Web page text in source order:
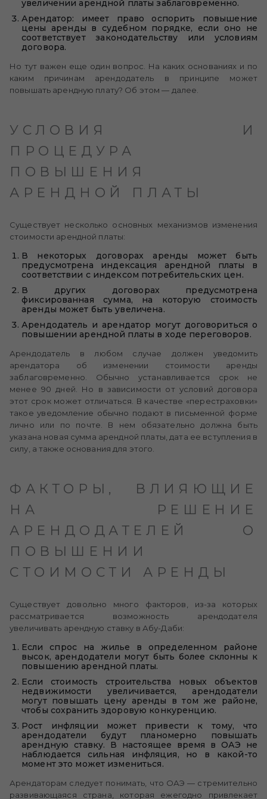
увеличении арендной платы заблаговременно.
Арендатор: имеет право оспорить повышение
цены аренды в судебном порядке, если оно не
соответствует законодательству или условиям
договора.
Но тут важен еще один вопрос. На каких основаниях и по
каким причинам арендодатель в принципе может
повышать арендную плату? Об этом — далее.
УСЛОВИЯ И
ПРОЦЕДУРА
ПОВЫШЕНИЯ
АРЕНДНОЙ ПЛАТЫ
Существует несколько основных механизмов изменения
стоимости арендной платы:
В некоторых договорах аренды может быть
предусмотрена индексация арендной платы в
соответствии с индексом потребительских цен.
В других договорах предусмотрена
фиксированная сумма, на которую стоимость
аренды может быть увеличена.
Арендодатель и арендатор могут договориться о
повышении арендной платы в ходе переговоров.
Арендодатель в любом случае должен уведомить
арендатора об изменении стоимости аренды
заблаговременно. Обычно устанавливается срок не
менее 90 дней. Но в зависимости от условий договора
этот срок может отличаться. В качестве «перестраховки»
такое уведомление обычно подают в письменной форме
лично или по почте. В нем обязательно должна быть
указана новая сумма арендной платы, дата ее вступления в
силу, а также основания для этого.
ФАКТОРЫ, ВЛИЯЮЩИЕ
НА РЕШЕНИЕ
АРЕНДОДАТЕЛЕЙ О
ПОВЫШЕНИИ
СТОИМОСТИ АРЕНДЫ
Существует довольно много факторов, из-за которых
рассматривается возможность арендодателя
увеличивать арендную ставку в Абу-Даби:
Если спрос на жилье в определенном районе
высок, арендодатели могут быть более склонны к
повышению арендной платы.
Если стоимость строительства новых объектов
недвижимости увеличивается, арендодатели
могут повышать цену аренды в том же районе,
чтобы сохранить здоровую конкуренцию.
Рост инфляции может привести к тому, что
арендодатели будут планомерно повышать
арендную ставку. В настоящее время в ОАЭ не
наблюдается сильная инфляция, но в какой-то
момент это может измениться.
Арендаторам следует понимать, что ОАЭ — стремительно
развивающаяся страна, которая ежегодно привлекает